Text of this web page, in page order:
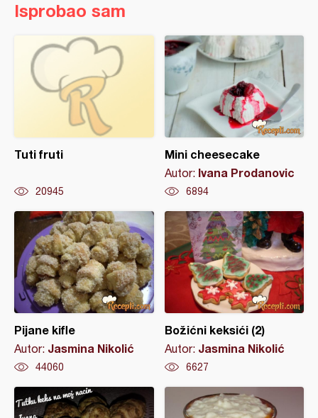
Isprobao sam
Tuti fruti
20945
Mini cheesecake
Autor: Ivana Prodanovic
6894
Pijane kifle
Autor: Jasmina Nikolić
44060
Božićni keksići (2)
Autor: Jasmina Nikolić
6627